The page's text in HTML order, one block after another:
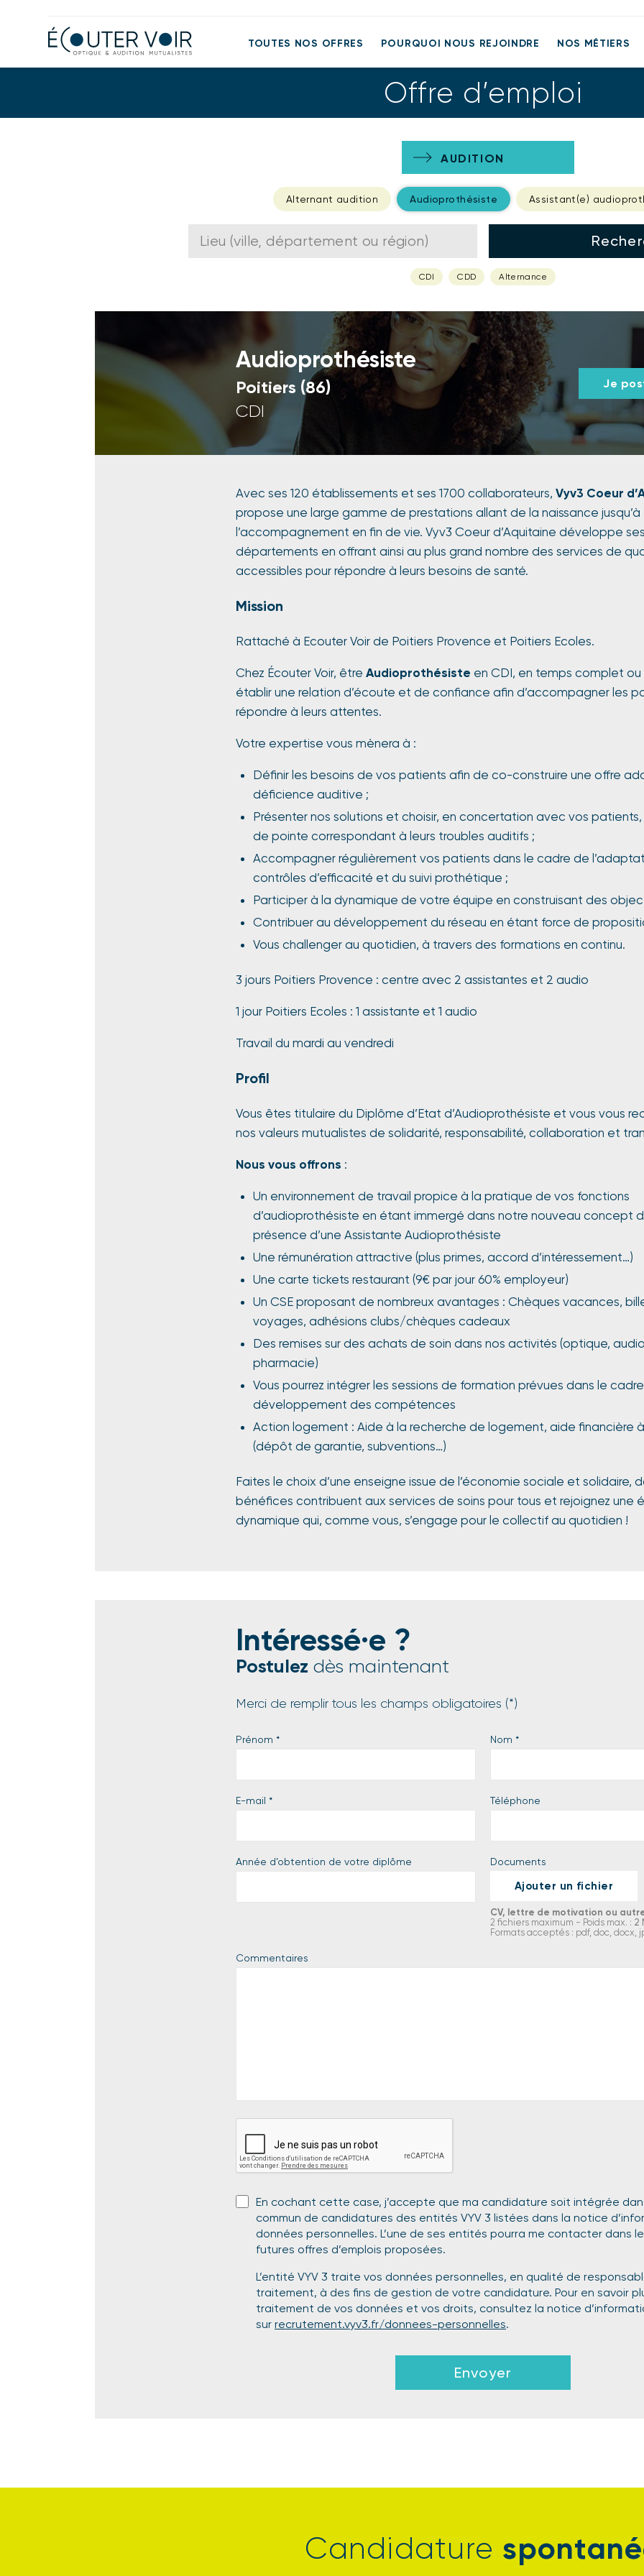
TOUTES NOS OFFRES POURQUOI NOUS REJOINDRE NOS MÉTIERS
Offre d’emploi
OPTIQUE
AUDITION
Alternant audition Audioprothésiste Assistant(e)
CDI CDD Alternance
Audioprothésiste
Poitiers (86)
CDI
Je
Avec ses 120 établissements et ses 1700 collaborateurs, Vyv3 Coeur
propose une large gamme de prestations allant de la naissance jusqu’à
l’accompagnement en fin de vie. Vyv3 Coeur d’Aquitaine développe
départements en offrant ainsi au plus grand nombre des services de
accessibles pour répondre à leurs besoins de santé.
Mission
Rattaché à Ecouter Voir de Poitiers Provence et Poitiers Ecoles.
Chez Écouter Voir, être Audioprothésiste en CDI, en temps complet ou
établir une relation d’écoute et de confiance afin d’accompagner les
répondre à leurs attentes.
Votre expertise vous mènera à :
Définir les besoins de vos patients afin de co-construire une offre
déficience auditive ;
Présenter nos solutions et choisir, en concertation avec vos patients,
de pointe correspondant à leurs troubles auditifs ;
Accompagner régulièrement vos patients dans le cadre de
contrôles d’efficacité et du suivi prothétique ;
Participer à la dynamique de votre équipe en construisant des
Contribuer au développement du réseau en étant force de
Vous challenger au quotidien, à travers des formations en continu.
3 jours Poitiers Provence : centre avec 2 assistantes et 2 audio
1 jour Poitiers Ecoles : 1 assistante et 1 audio
Travail du mardi au vendredi
Profil
Vous êtes titulaire du Diplôme d’Etat d’Audioprothésiste et vous vous
nos valeurs mutualistes de solidarité, responsabilité, collaboration et
Nous vous offrons :
Un environnement de travail propice à la pratique de vos fonctions
d’audioprothésiste en étant immergé dans notre nouveau concept
présence d’une Assistante Audioprothésiste
Une rémunération attractive (plus primes, accord d’intéressement…)
Une carte tickets restaurant (9€ par jour 60% employeur)
Un CSE proposant de nombreux avantages : Chèques vacances,
voyages, adhésions clubs/chèques cadeaux
Des remises sur des achats de soin dans nos activités (optique,
pharmacie)
Vous pourrez intégrer les sessions de formation prévues dans le
développement des compétences
Action logement : Aide à la recherche de logement, aide financière
(dépôt de garantie, subventions…)
Faites le choix d’une enseigne issue de l’économie sociale et solidaire,
bénéfices contribuent aux services de soins pour tous et rejoignez une
dynamique qui, comme vous, s’engage pour le collectif au quotidien !
Intéressé·e ?
Postulez dès maintenant
Merci de remplir tous les champs obligatoires (*)
Prénom * Nom *
E-mail * Téléphone
Année d’obtention de votre diplôme Documents
Ajouter un fichier
CV, lettre de motivation ou
2 fichiers maximum - Poids max. : 2
Formats acceptés : pdf, doc, docx,
Commentaires
En cochant cette case, j’accepte que ma candidature soit intégrée
commun de candidatures des entités VYV 3 listées dans la notice
données personnelles. L’une de ses entités pourra me contacter dans
futures offres d’emplois proposées.
L’entité VYV 3 traite vos données personnelles, en qualité de
traitement, à des fins de gestion de votre candidature. Pour en savoir
traitement de vos données et vos droits, consultez la notice
sur recrutement.vyv3.fr/donnees-personnelles.
Envoyer
Candidature